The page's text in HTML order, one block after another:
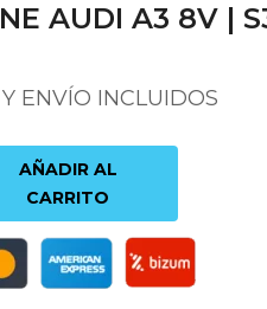
AUDI A3 8V |
ENVÍO INCLUIDOS
AÑADIR AL
CARRITO